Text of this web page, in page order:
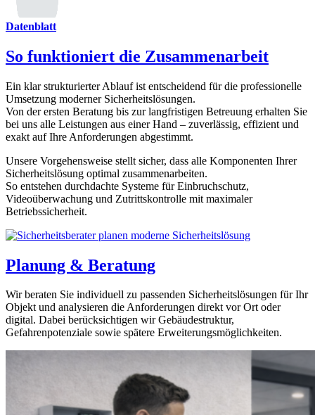
Datenblatt
So funktioniert die Zusammenarbeit
Ein klar strukturierter Ablauf ist entscheidend für die professionelle
Umsetzung moderner Sicherheitslösungen.
Von der ersten Beratung bis zur langfristigen Betreuung erhalten Sie
bei uns alle Leistungen aus einer Hand – zuverlässig, effizient und
exakt auf Ihre Anforderungen abgestimmt.
Unsere Vorgehensweise stellt sicher, dass alle Komponenten Ihrer
Sicherheitslösung optimal zusammenarbeiten.
So entstehen durchdachte Systeme für Einbruchschutz,
Videoüberwachung und Zutrittskontrolle mit maximaler
Betriebssicherheit.
Planung & Beratung
Wir beraten Sie individuell zu passenden Sicherheitslösungen für Ihr
Objekt und analysieren die Anforderungen direkt vor Ort oder
digital. Dabei berücksichtigen wir Gebäudestruktur,
Gefahrenpotenziale sowie spätere Erweiterungsmöglichkeiten.